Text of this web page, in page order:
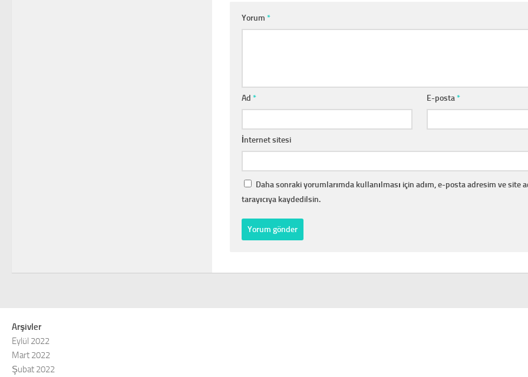
Yorum *
Ad * E-posta*
İnternet sitesi
Daha sonraki yorumlarımda kullanılması için adım, e-posta adresim ve site
tarayıcıya kaydedilsin.
Arşivler
Eylül 2022
Mart 2022
Şubat 2022